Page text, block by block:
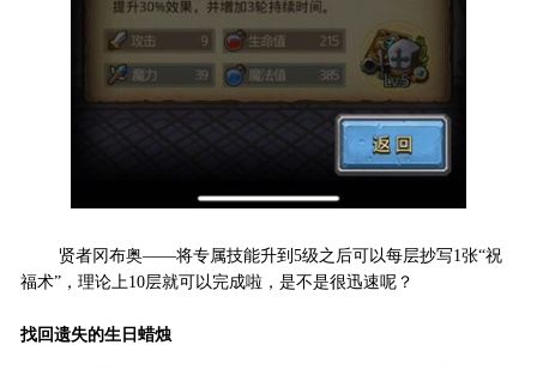
贤者冈布奥——将专属技能升到5级之后可以每层抄写1张“祝
福术”，理论上10层就可以完成啦，是不是很迅速呢？
找回遗失的生日蜡烛